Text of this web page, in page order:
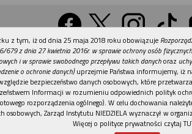
Wersja na komputer
Działy Tematy Kontakt Reklama
Polityka prywatności
z tym, iż od dnia 25 maja 2018 roku obowiązuje
679 z dnia 27 kwietnia 2016r. w sprawie ochrony osób
i w sprawie swobodnego przepływu takich danychoraz
o ochronie danych)uprzejmie Państwa informujemy, iż
bezpieczeństwo danych osobowych, które
Informacji w rozumieniu odpowiednich polityk
rozporządzenia ogólnego). W celu dochowania
osobowych, Zarząd Instytutu NIEDZIELA wyznaczył w
Więcej o polityce prywatności czytaj